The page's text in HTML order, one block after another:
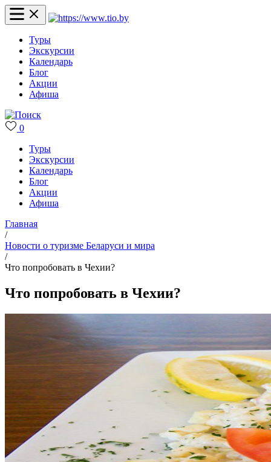
Туры
Экскурсии
Календарь
Блог
Акции
Афиша
0
Туры
Экскурсии
Календарь
Блог
Акции
Афиша
Главная
/
Новости о туризме Беларуси и мира
/
Что попробовать в Чехии?
Что попробовать в Чехии?